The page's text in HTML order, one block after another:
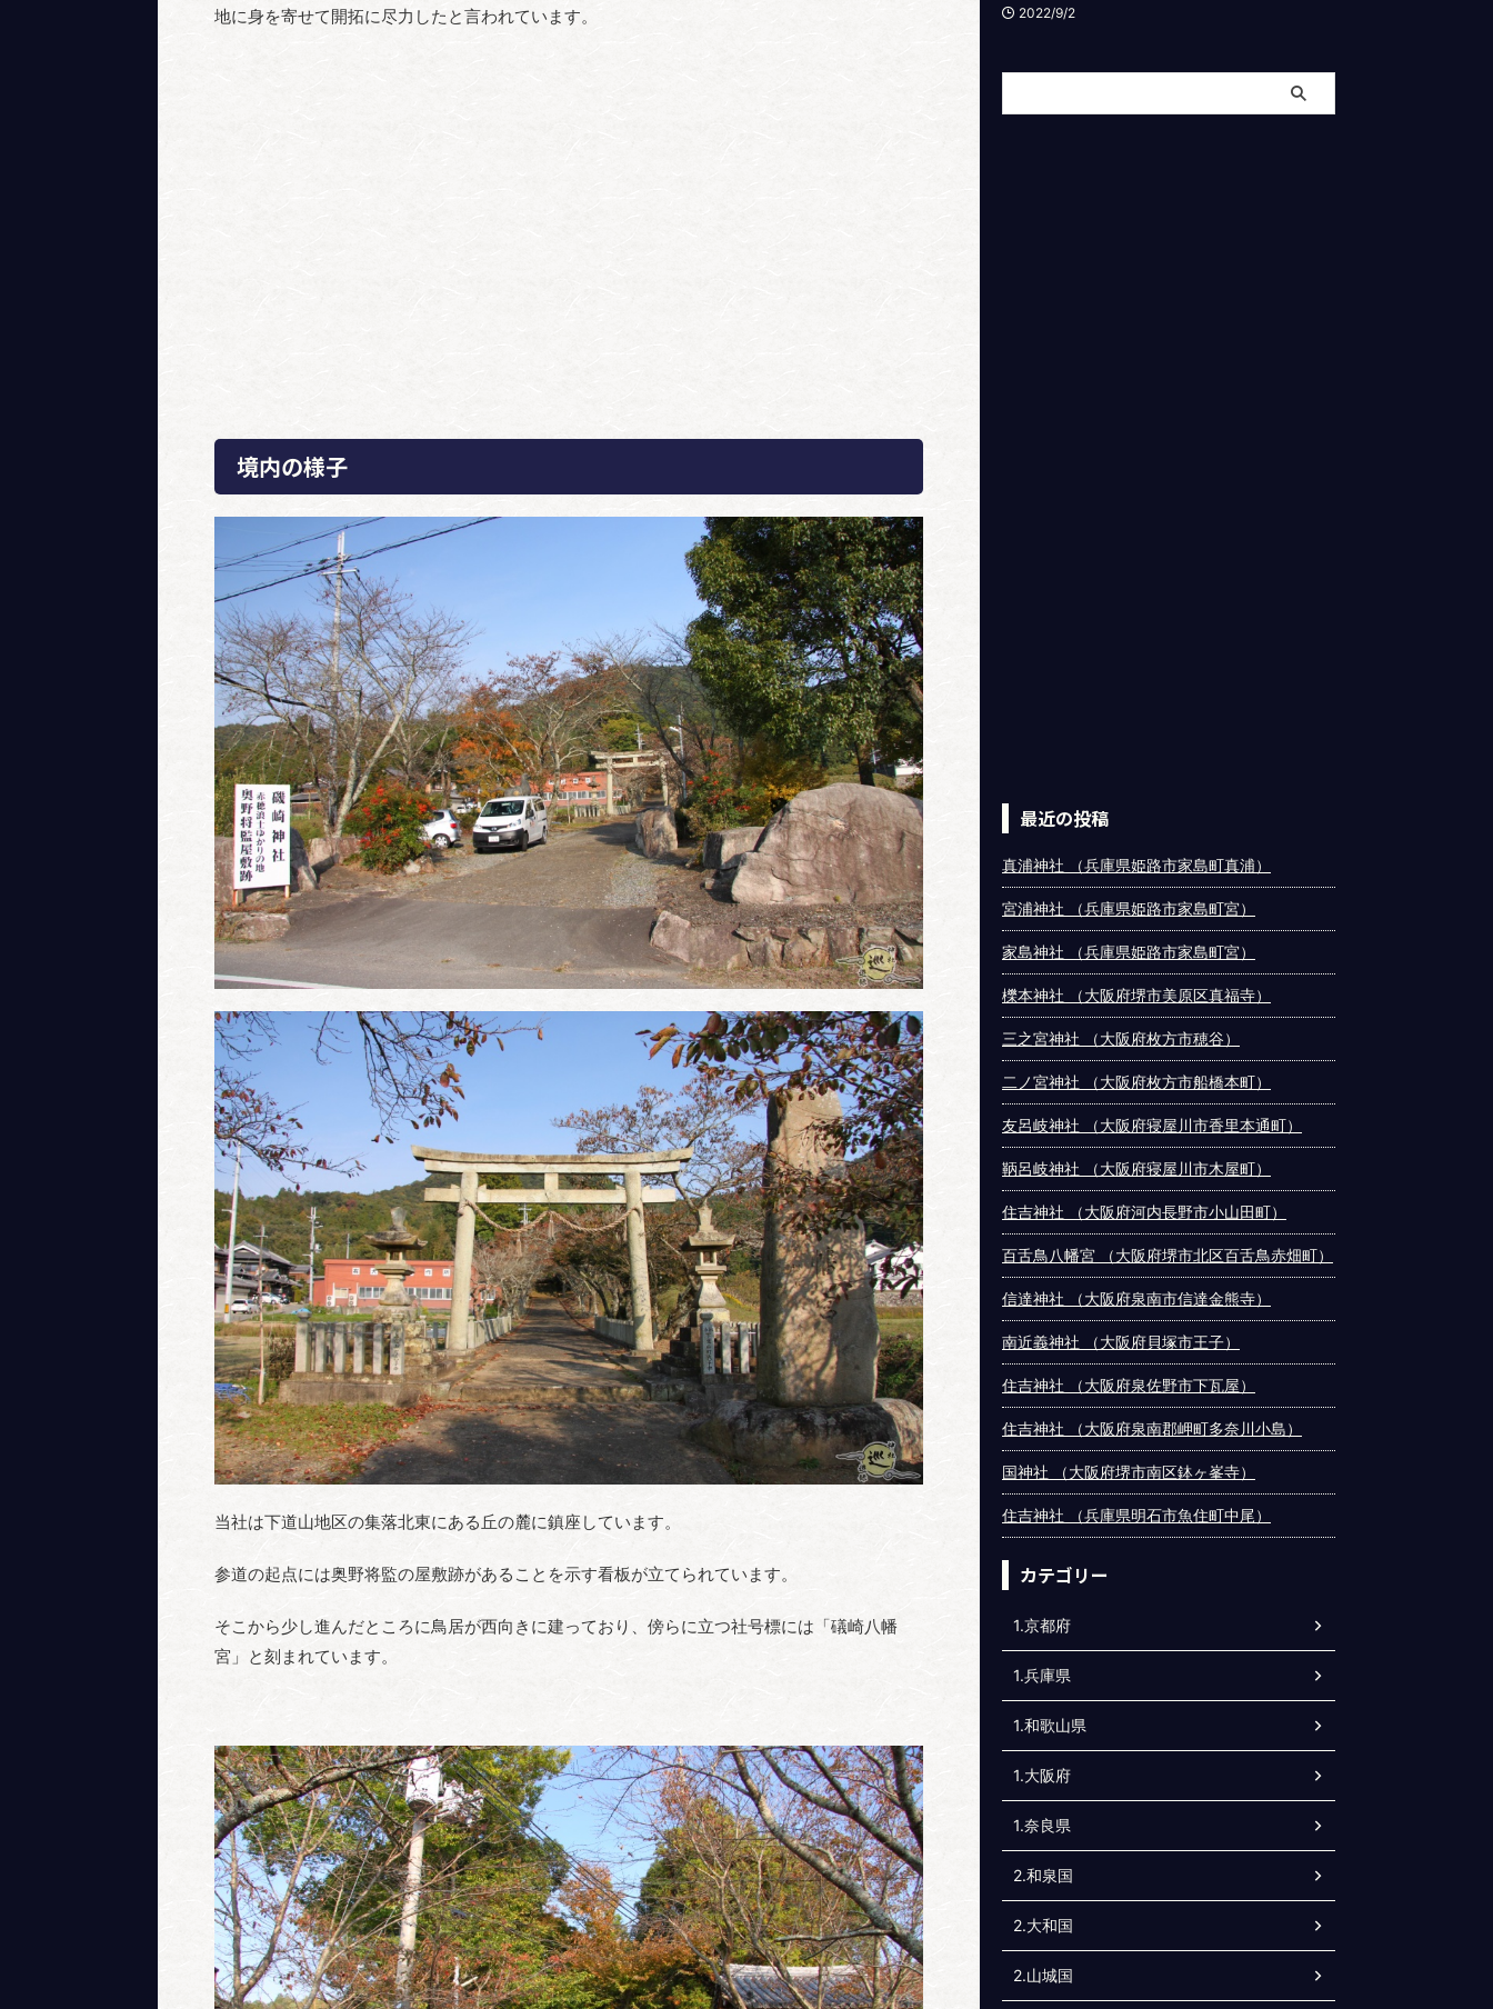
地に身を寄せて開拓に尽力したと言われています。
境内の様子
当社は下道山地区の集落北東にある丘の麓に鎮座しています。
参道の起点には奥野将監の屋敷跡があることを示す看板が立てられています。
そこから少し進んだところに鳥居が西向きに建っており、傍らに立つ社号標には「礒崎八幡
宮」と刻まれています。
2022/9/2
最近の投稿
真浦神社 （兵庫県姫路市家島町真浦）
宮浦神社 （兵庫県姫路市家島町宮）
家島神社 （兵庫県姫路市家島町宮）
櫟本神社 （大阪府堺市美原区真福寺）
三之宮神社 （大阪府枚方市穂谷）
二ノ宮神社 （大阪府枚方市船橋本町）
友呂岐神社 （大阪府寝屋川市香里本通町）
鞆呂岐神社 （大阪府寝屋川市木屋町）
住吉神社 （大阪府河内長野市小山田町）
百舌鳥八幡宮 （大阪府堺市北区百舌鳥赤畑町）
信達神社 （大阪府泉南市信達金熊寺）
南近義神社 （大阪府貝塚市王子）
住吉神社 （大阪府泉佐野市下瓦屋）
住吉神社 （大阪府泉南郡岬町多奈川小島）
国神社 （大阪府堺市南区鉢ヶ峯寺）
住吉神社 （兵庫県明石市魚住町中尾）
カテゴリー
1.京都府
1.兵庫県
1.和歌山県
1.大阪府
1.奈良県
2.和泉国
2.大和国
2.山城国